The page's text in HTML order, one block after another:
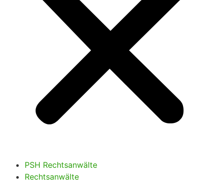
PSH Rechtsanwälte
Rechtsanwälte